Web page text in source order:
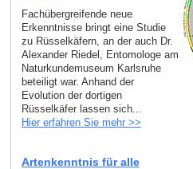
Fachübergreifende neue
Erkenntnisse bringt eine Studie
zu Rüsselkäfern, an der auch Dr.
Alexander Riedel, Entomologe am
Naturkundemuseum Karlsruhe
beteiligt war. Anhand der
Evolution der dortigen
Rüsselkäfer lassen sich...
Hier erfahren Sie mehr >>
Artenkenntnis für alle